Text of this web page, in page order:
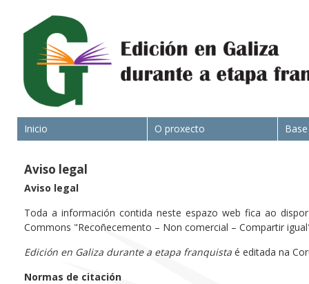
Inicio O proxecto
Aviso legal
Aviso legal
Toda a información contida neste espazo web fica ao
Commons "Recoñecemento – Non comercial – Compartir
Edición en Galiza durante a etapa franquista é editada na
Normas de citación